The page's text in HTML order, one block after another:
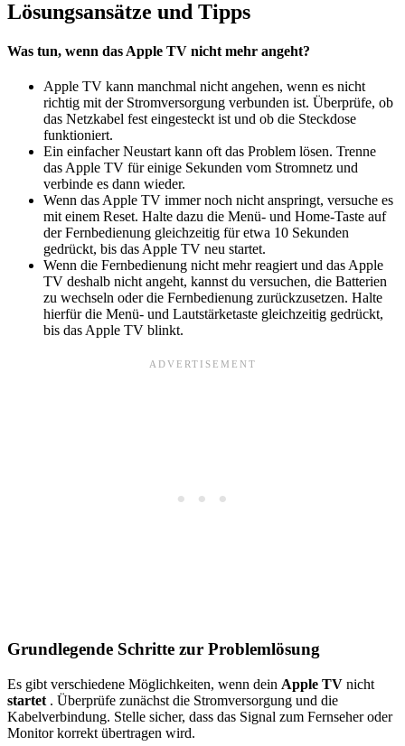
Lösungsansätze und Tipps
Was tun, wenn das Apple TV nicht mehr angeht?
Apple TV kann manchmal nicht angehen, wenn es nicht
richtig mit der Stromversorgung verbunden ist. Überprüfe, ob
das Netzkabel fest eingesteckt ist und ob die Steckdose
funktioniert.
Ein einfacher Neustart kann oft das Problem lösen. Trenne
das Apple TV für einige Sekunden vom Stromnetz und
verbinde es dann wieder.
Wenn das Apple TV immer noch nicht anspringt, versuche es
mit einem Reset. Halte dazu die Menü- und Home-Taste auf
der Fernbedienung gleichzeitig für etwa 10 Sekunden
gedrückt, bis das Apple TV neu startet.
Wenn die Fernbedienung nicht mehr reagiert und das Apple
TV deshalb nicht angeht, kannst du versuchen, die Batterien
zu wechseln oder die Fernbedienung zurückzusetzen. Halte
hierfür die Menü- und Lautstärketaste gleichzeitig gedrückt,
bis das Apple TV blinkt.
Grundlegende Schritte zur Problemlösung
Es gibt verschiedene Möglichkeiten, wenn dein Apple TV nicht
startet . Überprüfe zunächst die Stromversorgung und die
Kabelverbindung. Stelle sicher, dass das Signal zum Fernseher oder
Monitor korrekt übertragen wird.